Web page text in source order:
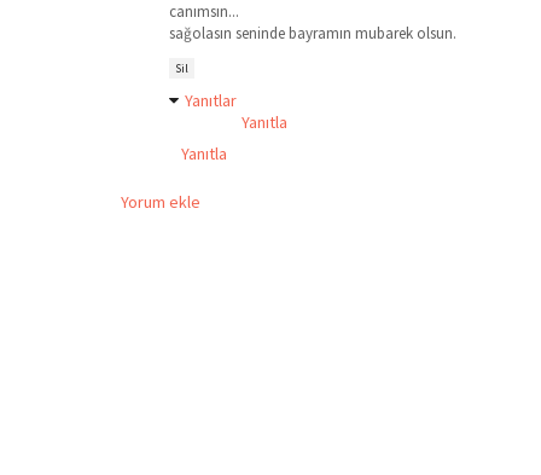
canımsın...
sağolasın seninde bayramın mubarek olsun.
Sil
Yanıtlar
Yanıtla
Yanıtla
Yorum ekle